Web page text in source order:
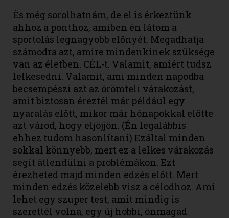
És még sorolhatnám, de el is érkeztünk
ahhoz a ponthoz, amiben én látom a
sportolás legnagyobb előnyét. Megadhatja
számodra azt, amire mindenkinek szüksége
van az életben. CÉL-t. Valamit, amiért tudsz
lelkesedni. Valamit, ami minden napodba
becsempészi azt az örömteli várakozást,
amit biztosan éreztél már például egy
nyaralás előtt, mikor már hónapokkal előtte
azt várod, hogy eljöjjön. (Én legalábbis
ehhez tudom hasonlítani) Ezáltal minden
sokkal könnyebb, mert ez a lelkes várakozás
segít átlendülni a problémákon. Ezt
érezheted majd minden edzés előtt. Mert
minden edzés közelebb visz a célodhoz. Ami
lehet egy szuper test, amit mindig is
szerettél volna, egy új hobbi, önmagad